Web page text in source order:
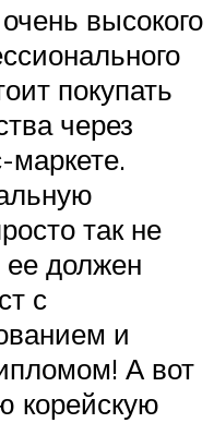
высокого
покупать
через
маркете.
так не
ее должен
с
и
А вот
корейскую